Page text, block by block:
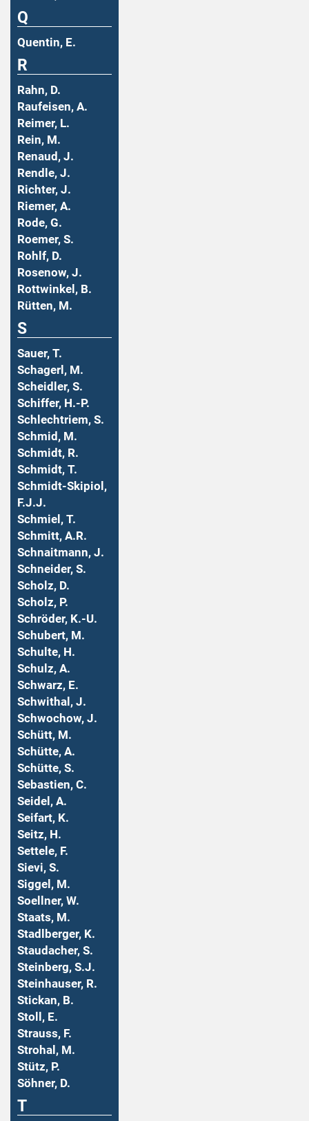
Q
Quentin, E.
R
Rahn, D.
Raufeisen, A.
Reimer, L.
Rein, M.
Renaud, J.
Rendle, J.
Richter, J.
Riemer, A.
Rode, G.
Roemer, S.
Rohlf, D.
Rosenow, J.
Rottwinkel, B.
Rütten, M.
S
Sauer, T.
Schagerl, M.
Scheidler, S.
Schiffer, H.-P.
Schlechtriem, S.
Schmid, M.
Schmidt, R.
Schmidt, T.
Schmidt-Skipiol,
F.J.J.
Schmiel, T.
Schmitt, A.R.
Schnaitmann, J.
Schneider, S.
Scholz, D.
Scholz, P.
Schröder, K.-U.
Schubert, M.
Schulte, H.
Schulz, A.
Schwarz, E.
Schwithal, J.
Schwochow, J.
Schütt, M.
Schütte, A.
Schütte, S.
Sebastien, C.
Seidel, A.
Seifart, K.
Seitz, H.
Settele, F.
Sievi, S.
Siggel, M.
Soellner, W.
Staats, M.
Stadlberger, K.
Staudacher, S.
Steinberg, S.J.
Steinhauser, R.
Stickan, B.
Stoll, E.
Strauss, F.
Strohal, M.
Stütz, P.
Söhner, D.
T